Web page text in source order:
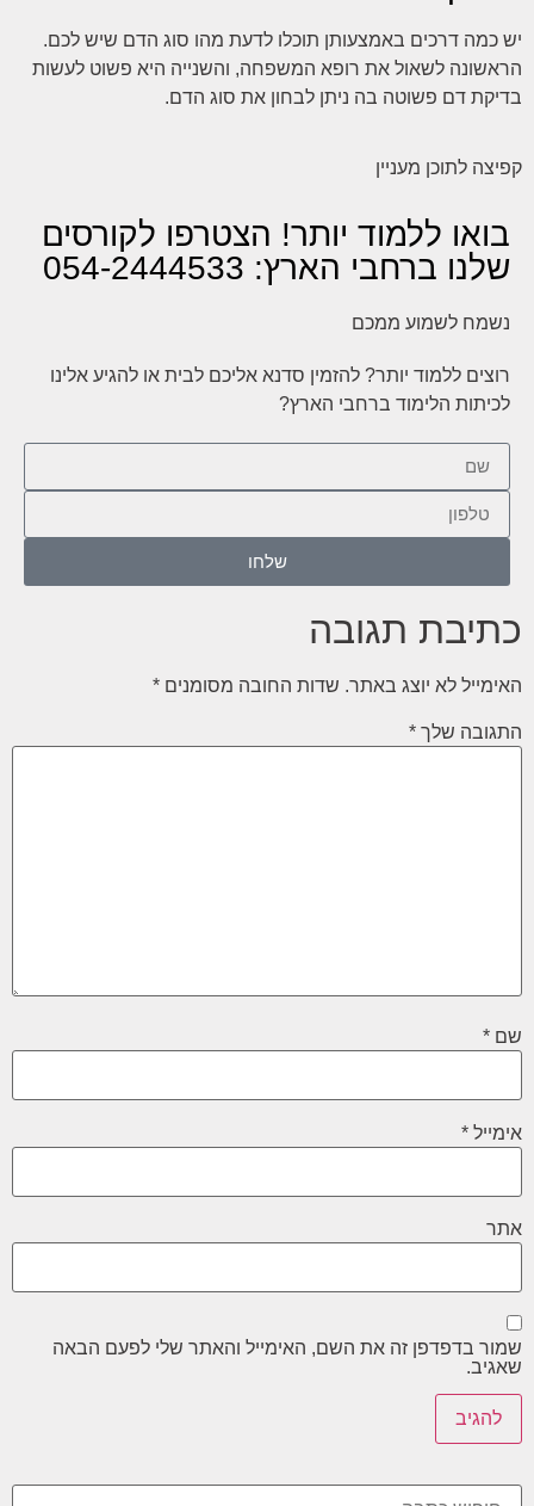
יש כמה דרכים באמצעותן תוכלו לדעת מהו סוג הדם שיש לכם.
הראשונה לשאול את רופא המשפחה, והשנייה היא פשוט לעשות
בדיקת דם פשוטה בה ניתן לבחון את סוג הדם.
קפיצה לתוכן מעניין
בואו ללמוד יותר! הצטרפו לקורסים
שלנו ברחבי הארץ: 054-2444533
נשמח לשמוע ממכם
רוצים ללמוד יותר? להזמין סדנא אליכם לבית או להגיע אלינו
לכיתות הלימוד ברחבי הארץ?
שלחו
כתיבת תגובה
האימייל לא יוצג באתר. שדות החובה מסומנים *
התגובה שלך *
שם *
אימייל *
אתר
שמור בדפדפן זה את השם, האימייל והאתר שלי לפעם הבאה
שאגיב.